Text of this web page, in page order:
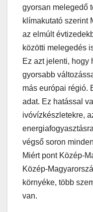
gyorsan melegedő
klímakutató szerint
az elmúlt
közötti melegedés
Ez azt jelenti, hogy
gyorsabb
más európai régió.
adat. Ez hatással
ivóvízkészletekre,
végső soron
Miért pont Közép-
Közép-
környéke, több
van.